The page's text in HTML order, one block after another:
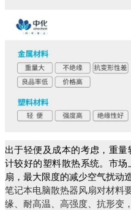
出于轻便及成本的考虑，重
计较好的塑料散热系统。 市场
扇，最大限度的减少空气扰动
笔记本电脑散热器风扇对材料
缘、耐高温、高强度、抗形变